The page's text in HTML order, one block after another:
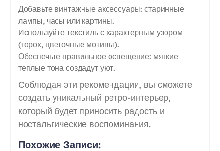
Добавьте винтажные аксессуары: старинные
лампы, часы или картины.
Используйте текстиль с характерным узором
(горох, цветочные мотивы).
Обеспечьте правильное освещение: мягкие
теплые тона создадут уют.
Соблюдая эти рекомендации, вы сможете
создать уникальный ретро-интерьер,
который будет приносить радость и
ностальгические воспоминания.
Похожие Записи: